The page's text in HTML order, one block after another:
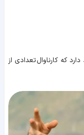
که کارناوال تعدادی از